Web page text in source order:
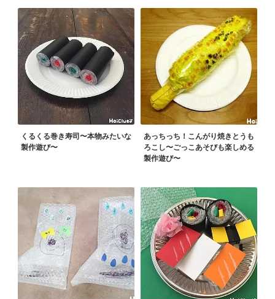
くるくる巻き寿司〜本物みたいな
製作遊び〜
あっちっち！こんがり焼きとうも
ろこし〜ごっこあそびも楽しめる
製作遊び〜